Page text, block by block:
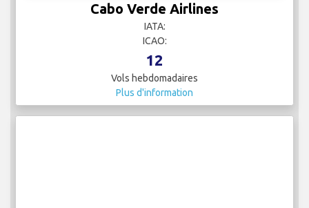
Cabo Verde Airlines
IATA:
ICAO:
12
Vols hebdomadaires
Plus d'information